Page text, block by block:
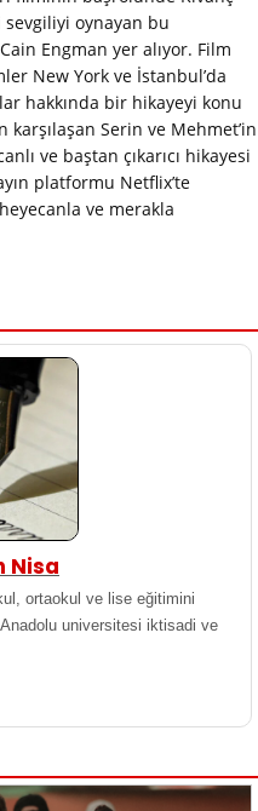
sevgiliyi oynayan bu
Engman yer alıyor. Film
New York ve İstanbul’da
hakkında bir hikayeyi konu
Serin ve Mehmet’in
ve baştan çıkarıcı hikayesi
platformu Netflix’te
ve merakla
Nisa
ortaokul ve lise eğitimini
Anadolu universitesi iktisadi ve